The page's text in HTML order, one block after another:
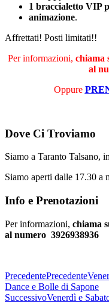
1 braccialetto VIP
animazione.
Affrettati! Posti limitati!!
Per informazioni, chiama
al
Oppure
Dove Ci Troviamo
Siamo a Taranto Talsano,
Siamo aperti dalle 17.30 a
Info e Prenotazioni
Per informazioni, chiama
al numero 3926938936
PrecedentePrecedente
Dance e Bolle di Sapone
SuccessivoVenerdì e